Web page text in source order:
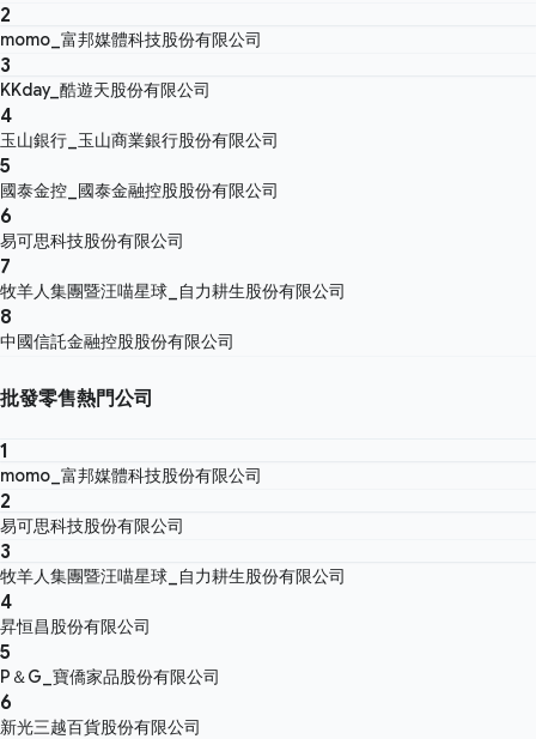
2
momo_富邦媒體科技股份有限公司
3
KKday_酷遊天股份有限公司
4
玉山銀行_玉山商業銀行股份有限公司
5
國泰金控_國泰金融控股股份有限公司
6
易可思科技股份有限公司
7
牧羊人集團暨汪喵星球_自力耕生股份有限公司
8
中國信託金融控股股份有限公司
批發零售熱門公司
1
momo_富邦媒體科技股份有限公司
2
易可思科技股份有限公司
3
牧羊人集團暨汪喵星球_自力耕生股份有限公司
4
昇恒昌股份有限公司
5
P＆G_寶僑家品股份有限公司
6
新光三越百貨股份有限公司